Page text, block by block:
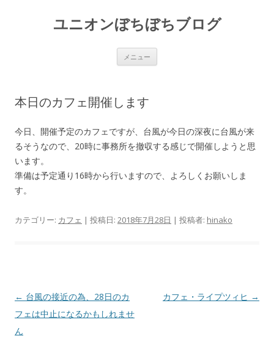
ユニオンぼちぼちブログ
メニュー
プ
本日のカフェ開催します
今日、開催予定のカフェですが、台風が今日の深夜に台風が来
るそうなので、20時に事務所を撤収する感じで開催しようと思
います。
準備は予定通り16時から行いますので、よろしくお願いしま
す。
カテゴリー: カフェ | 投稿日: 2018年7月28日 | 投稿者: hinako
投
稿
ナ
← 台風の接近の為、28日のカ
フェは中止になるかもしれませ
ん
カフェ・ライプツィヒ →